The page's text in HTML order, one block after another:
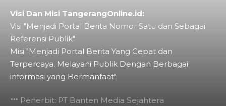
Visi Dan Misi TangerangOnline.id:
Visi "Menjadi Portal Berita Nomor Satu dan Sebagai
Referensi Publik"
Misi "Menjadi Portal Berita Yang Cepat dan
Terpercaya. Melayani Publik Dengan Berbagai
informasi yang Bermanfaat"
Penerbit: PT Banten Media Sejahtera